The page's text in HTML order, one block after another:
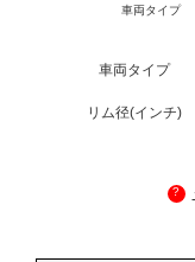
車両タイプ
車両タイプ
リム径(インチ)
?